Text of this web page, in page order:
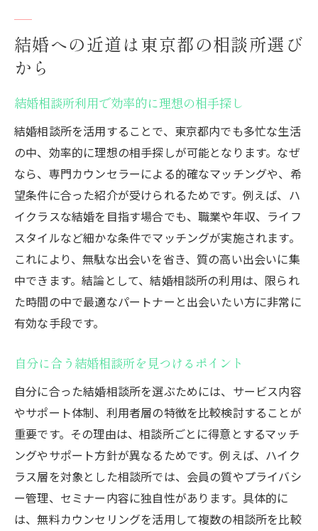
結婚への近道は東京都の相談所選び
から
結婚相談所利用で効率的に理想の相手探し
結婚相談所を活用することで、東京都内でも多忙な生活
の中、効率的に理想の相手探しが可能となります。なぜ
なら、専門カウンセラーによる的確なマッチングや、希
望条件に合った紹介が受けられるためです。例えば、ハ
イクラスな結婚を目指す場合でも、職業や年収、ライフ
スタイルなど細かな条件でマッチングが実施されます。
これにより、無駄な出会いを省き、質の高い出会いに集
中できます。結論として、結婚相談所の利用は、限られ
た時間の中で最適なパートナーと出会いたい方に非常に
有効な手段です。
自分に合う結婚相談所を見つけるポイント
自分に合った結婚相談所を選ぶためには、サービス内容
やサポート体制、利用者層の特徴を比較検討することが
重要です。その理由は、相談所ごとに得意とするマッチ
ングやサポート方針が異なるためです。例えば、ハイク
ラス層を対象とした相談所では、会員の質やプライバシ
ー管理、セミナー内容に独自性があります。具体的に
は、無料カウンセリングを活用して複数の相談所を比較